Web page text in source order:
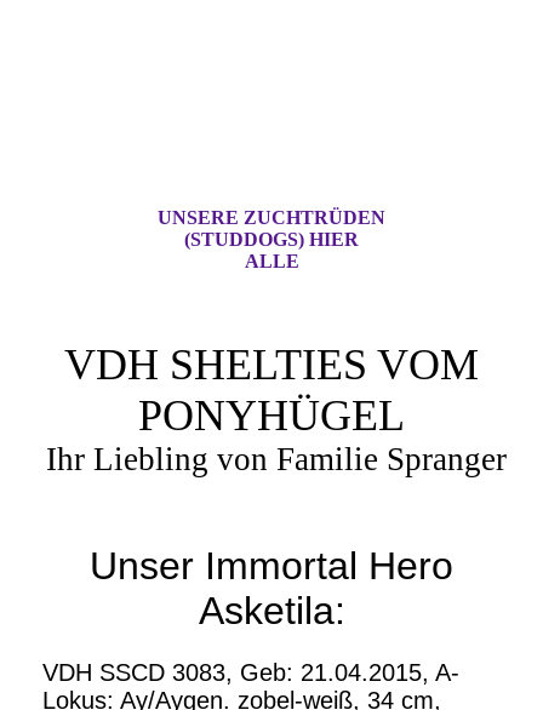
UNSERE ZUCHTRÜDEN
(STUDDOGS) HIER
ALLE
VDH SHELTIES VOM
PONYHÜGEL
Ihr Liebling von Familie Spranger
Unser Immortal Hero
Asketila:
VDH SSCD 3083, Geb: 21.04.2015, A-
Lokus: Ay/Aygen. zobel-weiß, 34 cm,